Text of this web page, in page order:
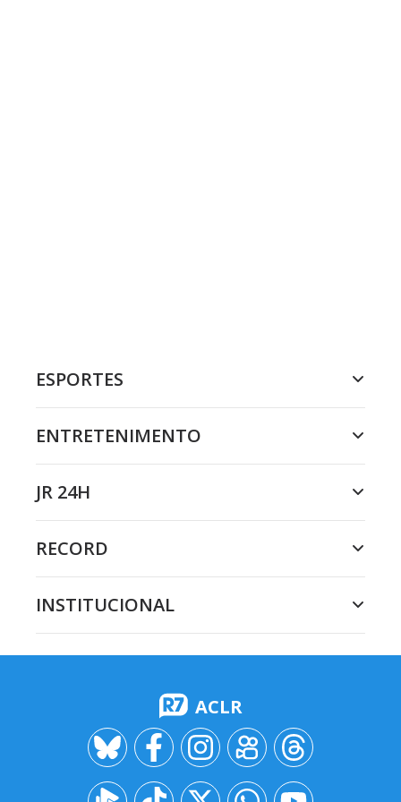
ESPORTES
ENTRETENIMENTO
JR 24H
RECORD
INSTITUCIONAL
ACLR